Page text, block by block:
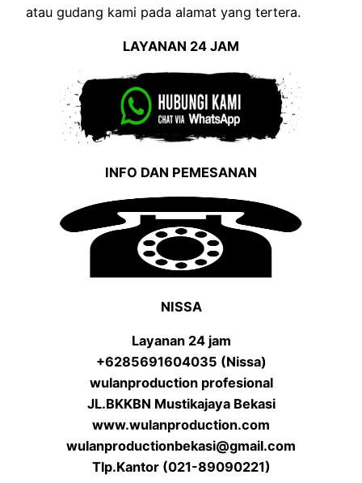
atau gudang kami pada alamat yang tertera.
LAYANAN 24 JAM
INFO DAN PEMESANAN
NISSA
Layanan 24 jam
+6285691604035 (Nissa)
wulanproduction profesional
JL.BKKBN Mustikajaya Bekasi
www.wulanproduction.com
wulanproductionbekasi@gmail.com
Tlp.Kantor (021-89090221)